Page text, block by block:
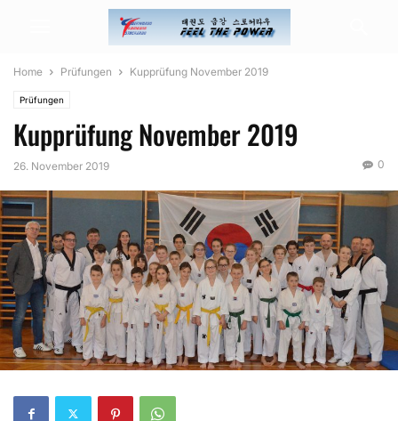
Home Prüfungen Kupprüfung November 2019
Prüfungen
Kupprüfung November 2019
26. November 2019 0